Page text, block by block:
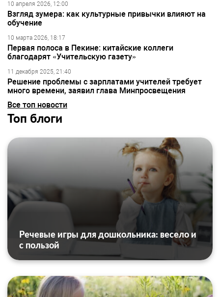
10 апреля 2026, 12:00
Взгляд зумера: как культурные привычки влияют на
обучение
10 марта 2026, 18:17
Первая полоса в Пекине: китайские коллеги
благодарят «Учительскую газету»
11 декабря 2025, 21:40
Решение проблемы с зарплатами учителей требует
много времени, заявил глава Минпросвещения
Все топ новости
Топ блоги
Речевые игры для дошкольника: весело и
с пользой